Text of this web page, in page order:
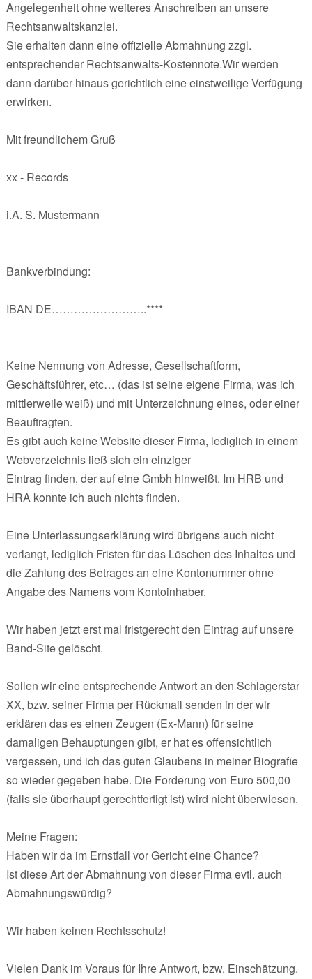
Angelegenheit ohne weiteres Anschreiben an unsere
Rechtsanwaltskanzlei.
Sie erhalten dann eine offizielle Abmahnung zzgl.
entsprechender Rechtsanwalts-Kostennote.Wir werden
dann darüber hinaus gerichtlich eine einstweilige Verfügung
erwirken.
Mit freundlichem Gruß
xx - Records
i.A. S. Mustermann
Bankverbindung:
IBAN DE……………………..****
Keine Nennung von Adresse, Gesellschaftform,
Geschäftsführer, etc… (das ist seine eigene Firma, was ich
mittlerweile weiß) und mit Unterzeichnung eines, oder einer
Beauftragten.
Es gibt auch keine Website dieser Firma, lediglich in einem
Webverzeichnis ließ sich ein einziger
Eintrag finden, der auf eine Gmbh hinweißt. Im HRB und
HRA konnte ich auch nichts finden.
Eine Unterlassungserklärung wird übrigens auch nicht
verlangt, lediglich Fristen für das Löschen des Inhaltes und
die Zahlung des Betrages an eine Kontonummer ohne
Angabe des Namens vom Kontoinhaber.
Wir haben jetzt erst mal fristgerecht den Eintrag auf unsere
Band-Site gelöscht.
Sollen wir eine entsprechende Antwort an den Schlagerstar
XX, bzw. seiner Firma per Rückmail senden in der wir
erklären das es einen Zeugen (Ex-Mann) für seine
damaligen Behauptungen gibt, er hat es offensichtlich
vergessen, und ich das guten Glaubens in meiner Biografie
so wieder gegeben habe. Die Forderung von Euro 500,00
(falls sie überhaupt gerechtfertigt ist) wird nicht überwiesen.
Meine Fragen:
Haben wir da im Ernstfall vor Gericht eine Chance?
Ist diese Art der Abmahnung von dieser Firma evtl. auch
Abmahnungswürdig?
Wir haben keinen Rechtsschutz!
Vielen Dank im Voraus für Ihre Antwort, bzw. Einschätzung.